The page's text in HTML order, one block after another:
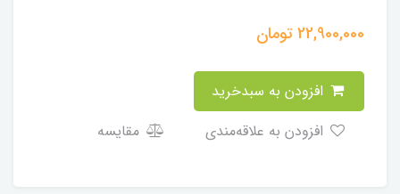
22,900,000تومان
مقایسه